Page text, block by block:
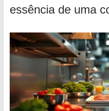
essência de uma